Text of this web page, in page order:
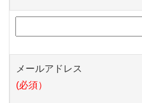
メールアドレス
(必須）